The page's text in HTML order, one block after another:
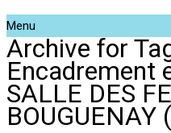
Menu
Archive for
Encadrement
SALLE DES
BOUGUENAY